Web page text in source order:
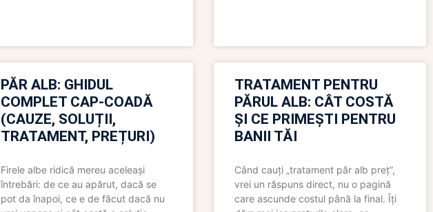
PĂR ALB: GHIDUL
COMPLET CAP-COADĂ
(CAUZE, SOLUȚII,
TRATAMENT, PREȚURI)
Firele albe ridică mereu aceleași
întrebări: de ce au apărut, dacă se
pot da înapoi, ce e de făcut dacă nu
TRATAMENT PENTRU
PĂRUL ALB: CÂT COSTĂ
ȘI CE PRIMEȘTI PENTRU
BANII TĂI
Când cauți „tratament păr alb preț”,
vrei un răspuns direct, nu o pagină
care ascunde costul până la final. Îți